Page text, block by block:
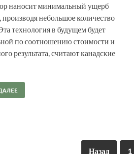
наносит минимальный ущерб
производя небольшое количество
технология в будущем будет
по соотношению стоимости и
результата, считают канадские
Назад 1